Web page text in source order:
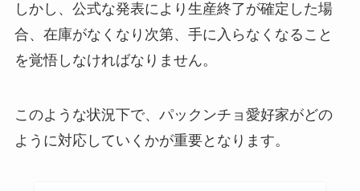
グミチョコ 生産終了の理由は？代
わりのお菓子はどれ？
キャラメルウィッチどこで売って
しかし、公式な発表により生産終了が確定した場
合、在庫がなくなり次第、手に入らなくなること
を覚悟しなければなりません。
このような状況下で、パックンチョ愛好家がどの
ように対応していくかが重要となります。